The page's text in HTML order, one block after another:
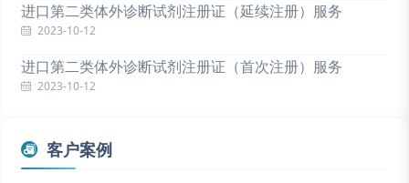
进口第二类体外诊断试剂注册证（延续注册）服务
2023-10-12
进口第二类体外诊断试剂注册证（首次注册）服务
2023-10-12
客户案例